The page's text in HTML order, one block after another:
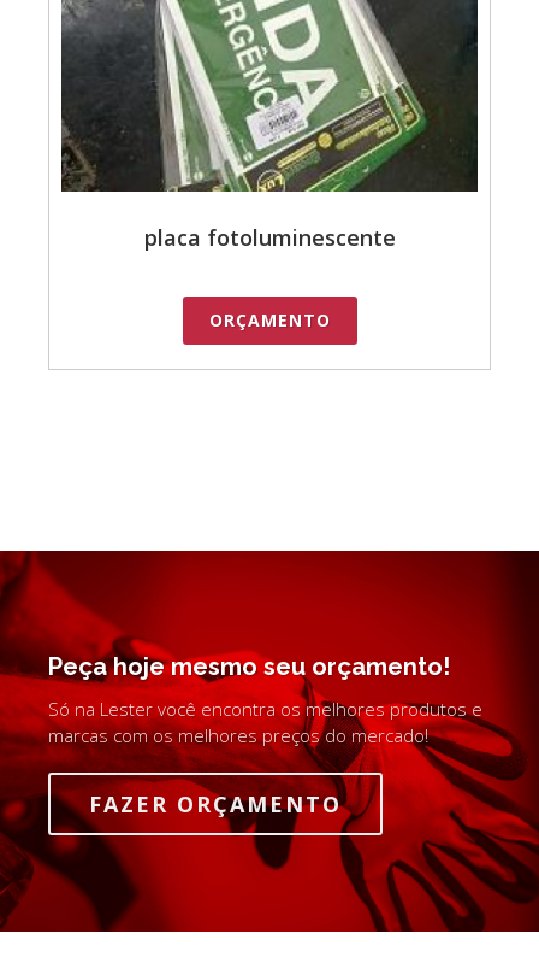
placa fotoluminescente
ORÇAMENTO
Peça hoje mesmo seu orçamento!
Só na Lester você encontra os melhores produtos e
marcas com os melhores preços do mercado!
FAZER ORÇAMENTO